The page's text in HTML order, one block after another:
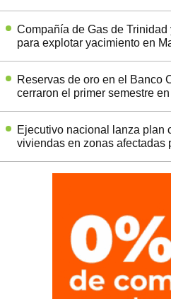
Compañía de Gas de
para explotar yacimiento en
Reservas de oro en el Banco
cerraron el primer semestre
Ejecutivo nacional lanza plan
viviendas en zonas afectadas